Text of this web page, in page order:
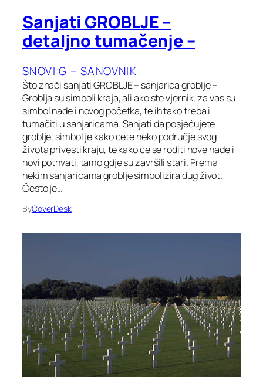
Sanjati GROBLJE –
detaljno tumačenje –
SNOVI G – SANOVNIK
Što znači sanjati GROBLJE – sanjarica groblje –
Groblja su simboli kraja, ali ako ste vjernik, za vas su
simbol nade i novog početka, te ih tako treba i
tumačiti u sanjaricama. Sanjati da posjećujete
groblje, simbol je kako ćete neko područje svog
života privesti kraju, te kako će se roditi nove nade i
novi pothvati, tamo gdje su završili stari. Prema
nekim sanjaricama groblje simbolizira dug život.
Često je…
ByCoverDesk